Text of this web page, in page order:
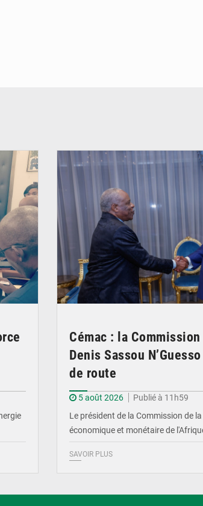
Cémac : la
Denis Sassou
de route
5 août 2026
Publié à 11h59
Le président de la Commission de
économique et monétaire de
SAVOIR PLUS